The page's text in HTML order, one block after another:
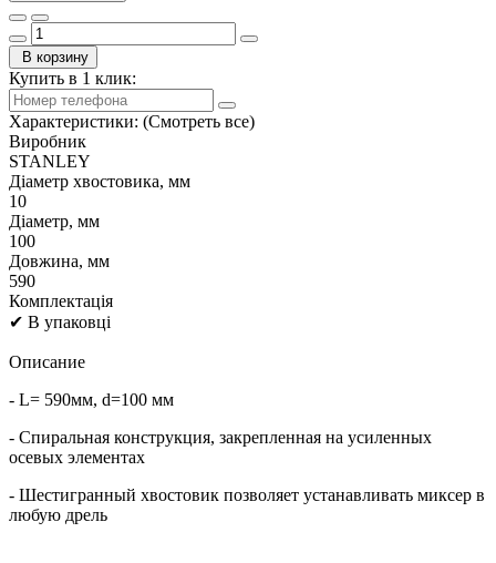
В корзину
Купить в 1 клик:
Характеристики: (Смотреть все)
Виробник
STANLEY
Діаметр хвостовика, мм
10
Діаметр, мм
100
Довжина, мм
590
Комплектація
✔ В упаковці
Описание
- L= 590мм, d=100 мм
- Спиральная конструкция, закрепленная на усиленных
осевых элементах
- Шестигранный хвостовик позволяет устанавливать миксер в
любую дрель